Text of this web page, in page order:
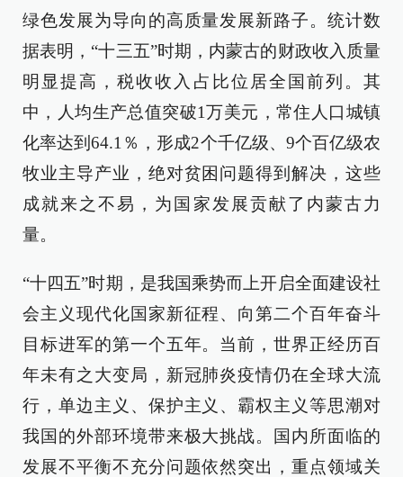
绿色发展为导向的高质量发展新路子。统计数
据表明，“十三五”时期，内蒙古的财政收入质量
明显提高，税收收入占比位居全国前列。其
中，人均生产总值突破1万美元，常住人口城镇
化率达到64.1％，形成2个千亿级、9个百亿级农
牧业主导产业，绝对贫困问题得到解决，这些
成就来之不易，为国家发展贡献了内蒙古力
量。
“十四五”时期，是我国乘势而上开启全面建设社
会主义现代化国家新征程、向第二个百年奋斗
目标进军的第一个五年。当前，世界正经历百
年未有之大变局，新冠肺炎疫情仍在全球大流
行，单边主义、保护主义、霸权主义等思潮对
我国的外部环境带来极大挑战。国内所面临的
发展不平衡不充分问题依然突出，重点领域关